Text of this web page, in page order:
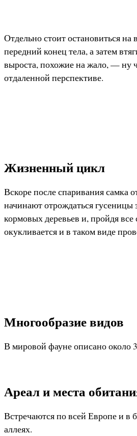
Отдельно стоит остановиться
передний конец тела, а затем
выроста, похожие на жало, — ну
отдаленной перспективе.
Жизненный цикл
Вскоре после спаривания самка
начинают отрождаться
кормовых деревьев и, пройдя
окукливается и в таком виде
Многообразие видов
В мировой фауне описано около
Ареал и места
Встречаются по всей Европе и в
аллеях.